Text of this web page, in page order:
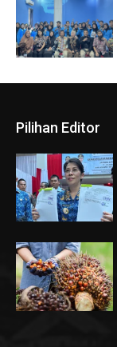
Pilihan Editor